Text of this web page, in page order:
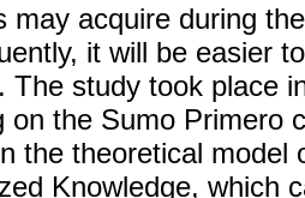
may acquire during
it will be easier
The study took place
on the Sumo Primero
the theoretical model
Knowledge, which